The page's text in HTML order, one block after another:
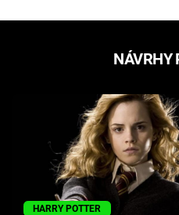
NÁVRHY
HARRY POTTER